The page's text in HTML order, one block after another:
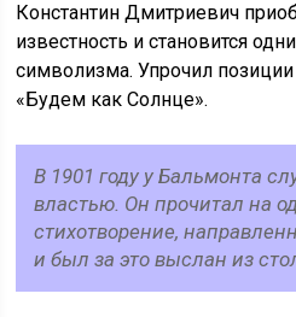
Константин Дмитриевич
известность и становится
символизма. Упрочил
«Будем как Солнце».
В 1901 году у Бальмонта
властью. Он прочитал на
стихотворение,
и был за это выслан из